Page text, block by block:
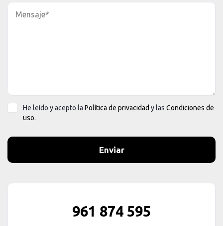
He leído y acepto la Política de privacidad y las Condiciones de
uso.
Enviar
961 874 595